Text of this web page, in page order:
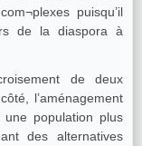
puisqu’il
de la diaspora à
de deux
l’aménagement
population plus
des alternatives